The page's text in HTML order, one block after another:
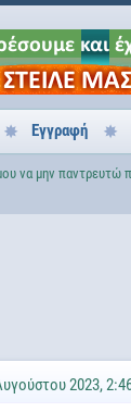
Εγγραφή
να μην παντρευτώ
2023,